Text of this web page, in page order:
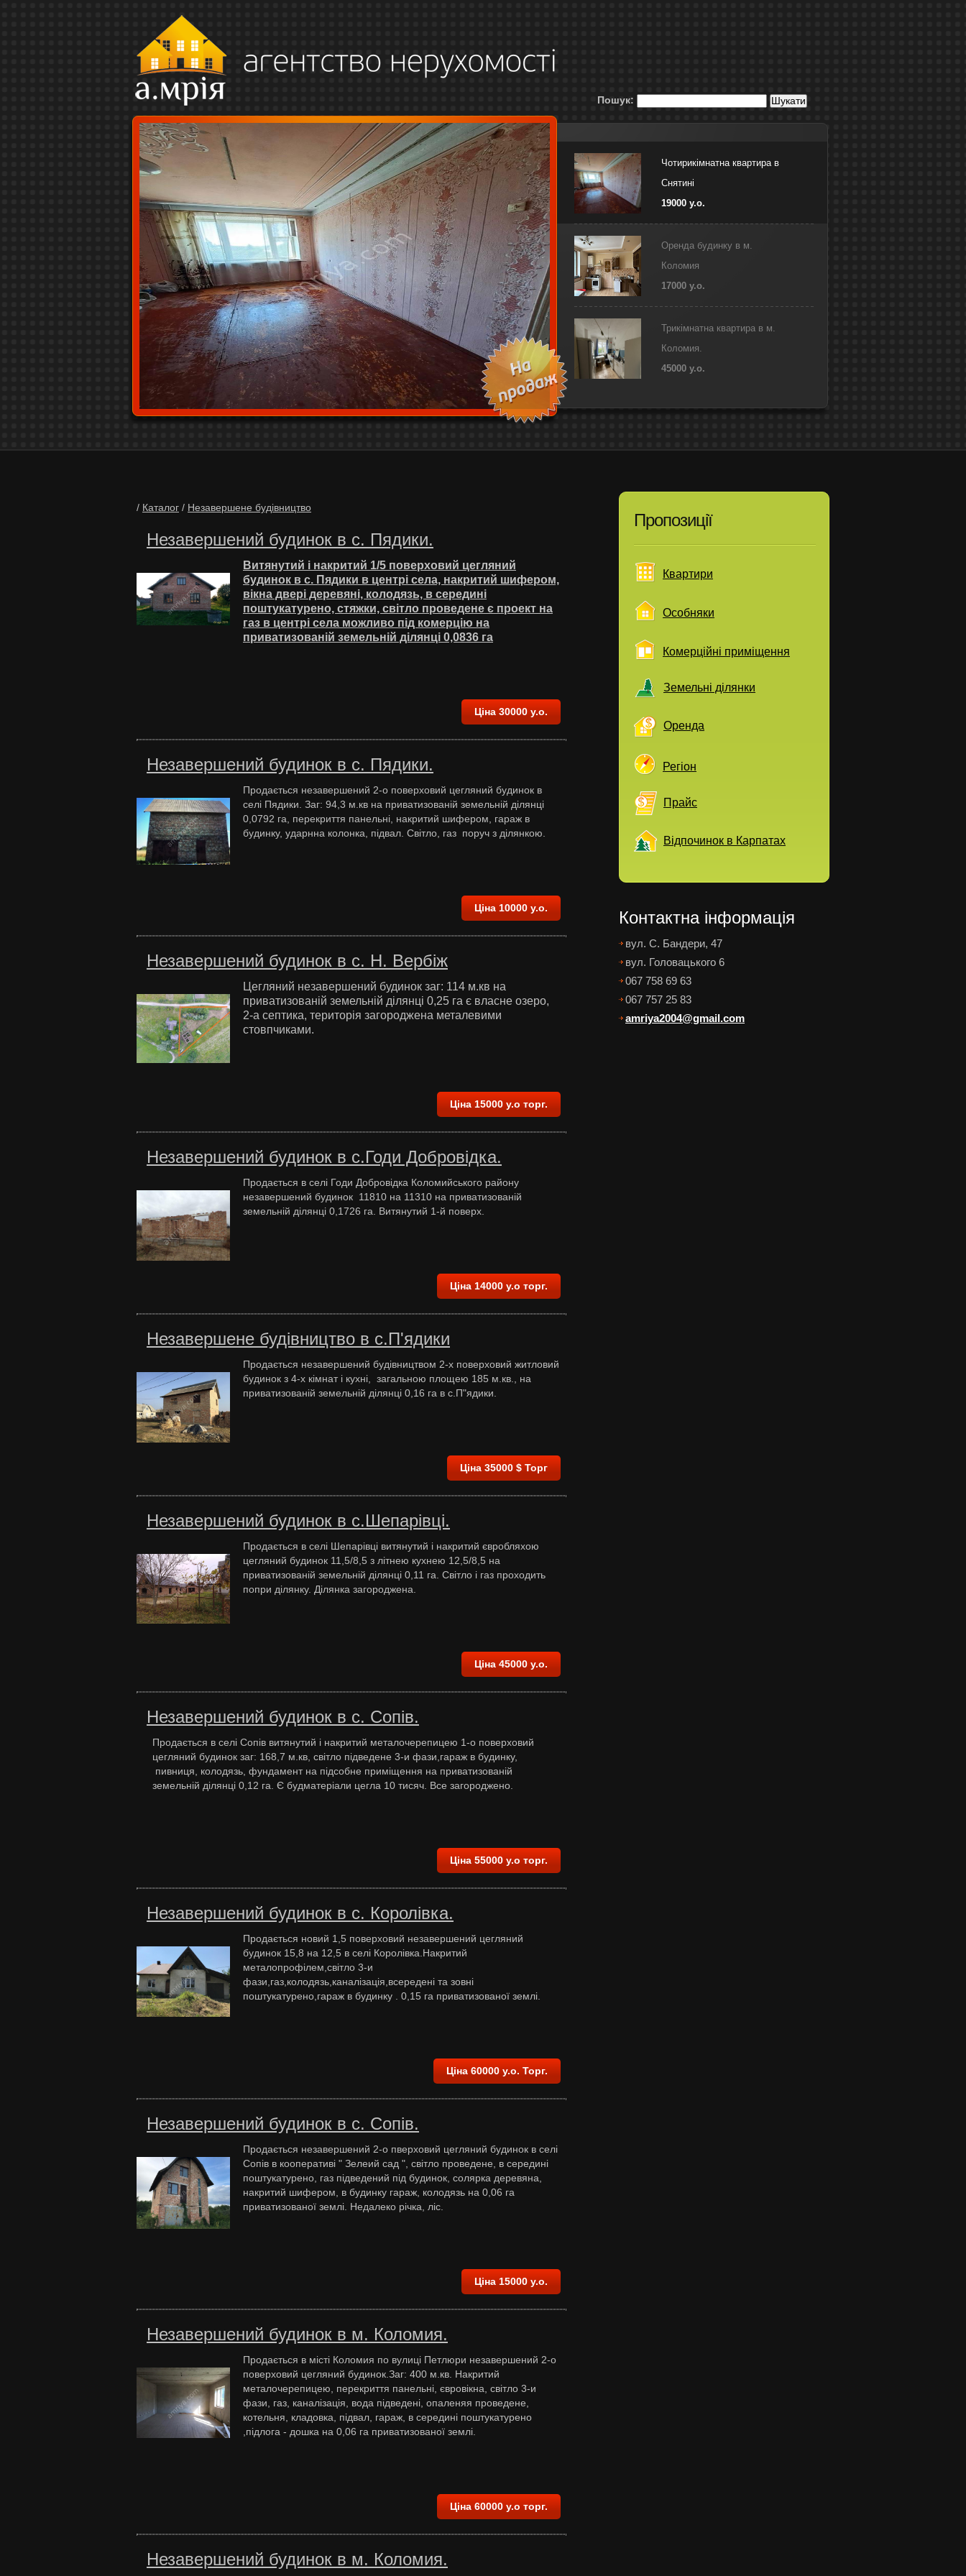
Пошук:
Чотирикімнатна квартира в
Снятині
19000 у.о.
Оренда будинку в м.
Коломия
17000 у.о.
Трикімнатна квартира в м.
Коломия.
45000 у.о.
/ Каталог / Незавершене будівництво
Незавершений будинок в c. Пядики.
Витянутий і накритий 1/5 поверховий цегляний
будинок в с. Пядики в центрі села, накритий шифером,
вікна двері деревяні, колодязь, в середині
поштукатурено, стяжки, світло проведене є проект на
газ в центрі села можливо під комерцію на
приватизованій земельній ділянці 0,0836 га
Ціна 30000 у.о.
Незавершений будинок в c. Пядики.
Продається незавершений 2-о поверховий цегляний будинок в
селі Пядики. Заг: 94,3 м.кв на приватизованій земельній ділянці
0,0792 га, перекриття панельні, накритий шифером, гараж в
будинку, ударнна колонка, підвал. Світло, газ поруч з ділянкою.
Ціна 10000 у.о.
Незавершений будинок в с. Н. Вербіж
Цегляний незавершений будинок заг: 114 м.кв на
приватизованій земельній ділянці 0,25 га є власне озеро,
2-а септика, територія загороджена металевими
стовпчиками.
Ціна 15000 у.о торг.
Незавершений будинок в c.Годи Добровідка.
Продається в селі Годи Добровідка Коломийського району
незавершений будинок 11810 на 11310 на приватизованій
земельній ділянці 0,1726 га. Витянутий 1-й поверх.
Ціна 14000 у.о торг.
Незавершене будівництво в с.П'ядики
Продається незавершений будівництвом 2-х поверховий житловий
будинок з 4-х кімнат і кухні, загальною площею 185 м.кв., на
приватизованій земельній ділянці 0,16 га в с.П"ядики.
Ціна 35000 $ Торг
Незавершений будинок в c.Шепарівці.
Продається в селі Шепарівці витянутий і накритий євробляхою
цегляний будинок 11,5/8,5 з літнею кухнею 12,5/8,5 на
приватизованій земельній ділянці 0,11 га. Світло і газ проходить
попри ділянку. Ділянка загороджена.
Ціна 45000 у.о.
Незавершений будинок в c. Сопів.
Продається в селі Сопів витянутий і накритий металочерепицею 1-о поверховий
цегляний будинок заг: 168,7 м.кв, світло підведене 3-и фази,гараж в будинку,
пивниця, колодязь, фундамент на підсобне приміщення на приватизованій
земельній ділянці 0,12 га. Є будматеріали цегла 10 тисяч. Все загороджено.
Ціна 55000 у.о торг.
Незавершений будинок в с. Королівка.
Продається новий 1,5 поверховий незавершений цегляний
будинок 15,8 на 12,5 в селі Королівка.Накритий
металопрофілем,світло 3-и
фази,газ,колодязь,каналізація,всередені та зовні
поштукатурено,гараж в будинку . 0,15 га приватизованої землі.
Ціна 60000 у.о. Торг.
Незавершений будинок в с. Сопів.
Продається незавершений 2-о пверховий цегляний будинок в селі
Сопів в кооперативі " Зелеий сад ", світло проведене, в середині
поштукатурено, газ підведений під будинок, солярка деревяна,
накритий шифером, в будинку гараж, колодязь на 0,06 га
приватизованої землі. Недалеко річка, ліс.
Ціна 15000 у.о.
Незавершений будинок в м. Коломия.
Продається в місті Коломия по вулиці Петлюри незавершений 2-о
поверховий цегляний будинок.Заг: 400 м.кв. Накритий
металочерепицею, перекриття панельні, євровікна, світло 3-и
фази, газ, каналізація, вода підведені, опаленяя проведене,
котельня, кладовка, підвал, гараж, в середині поштукатурено
,підлога - дошка на 0,06 га приватизованої землі.
Ціна 60000 у.о торг.
Незавершений будинок в м. Коломия.
Пропозиції
Квартири
Особняки
Комерційні приміщення
Земельні ділянки
Оренда
Регіон
Прайс
Відпочинок в Карпатах
Контактна інформація
вул. С. Бандери, 47
вул. Головацького 6
067 758 69 63
067 757 25 83
amriya2004@gmail.com